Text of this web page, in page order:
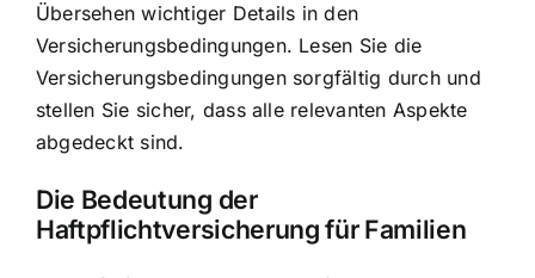
Übersehen wichtiger Details in den
Versicherungsbedingungen. Lesen Sie die
Versicherungsbedingungen sorgfältig durch und
stellen Sie sicher, dass alle relevanten Aspekte
abgedeckt sind.
Die Bedeutung der
Haftpflichtversicherung für Familien